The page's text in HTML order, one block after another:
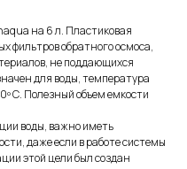
на 6 л. Пластиковая
фильтров обратного осмоса,
не поддающихся
для воды, температура
С. Полезный объем емкости
воды, важно иметь
даже если в работе системы
этой цели был создан